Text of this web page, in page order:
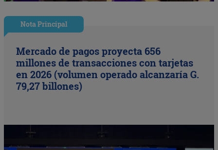
Nota Principal
Mercado de pagos proyecta 656
millones de transacciones con tarjetas
en 2026 (volumen operado alcanzaría G.
79,27 billones)